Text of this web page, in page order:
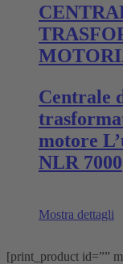
Centrale
motore
NLR 7000
Mostra dettagli
[print_product id=””